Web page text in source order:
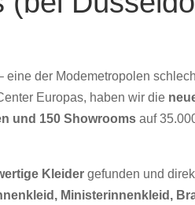
eine der Modemetropolen
Europas, haben wir die
und 150 Showroomsauf
Kleidergefunden und
Ministerinnenkleid,